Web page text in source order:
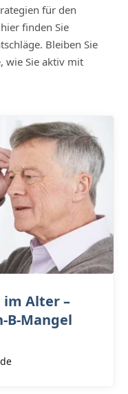
für den
finden Sie
Bleiben Sie
wie Sie aktiv mit
Alter –
B-Mangel